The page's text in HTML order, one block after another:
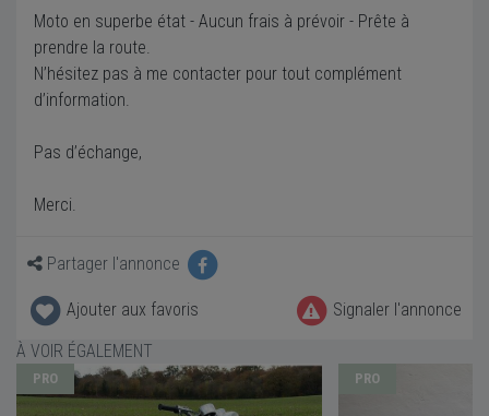
Moto en superbe état - Aucun frais à prévoir - Prête à
prendre la route.
N’hésitez pas à me contacter pour tout complément
d’information.
Pas d’échange,
Merci.
Partager l'annonce
Ajouter aux favoris
Signaler l'annonce
À VOIR ÉGALEMENT
PRO PRO